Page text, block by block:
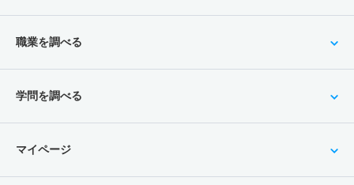
職業を調べる
学問を調べる
マイページ